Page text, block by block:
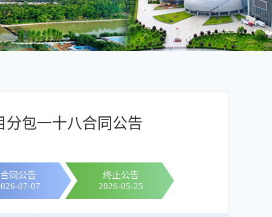
分包一十八合同公告
合同公告
07-07
终止公告
2026-05-25